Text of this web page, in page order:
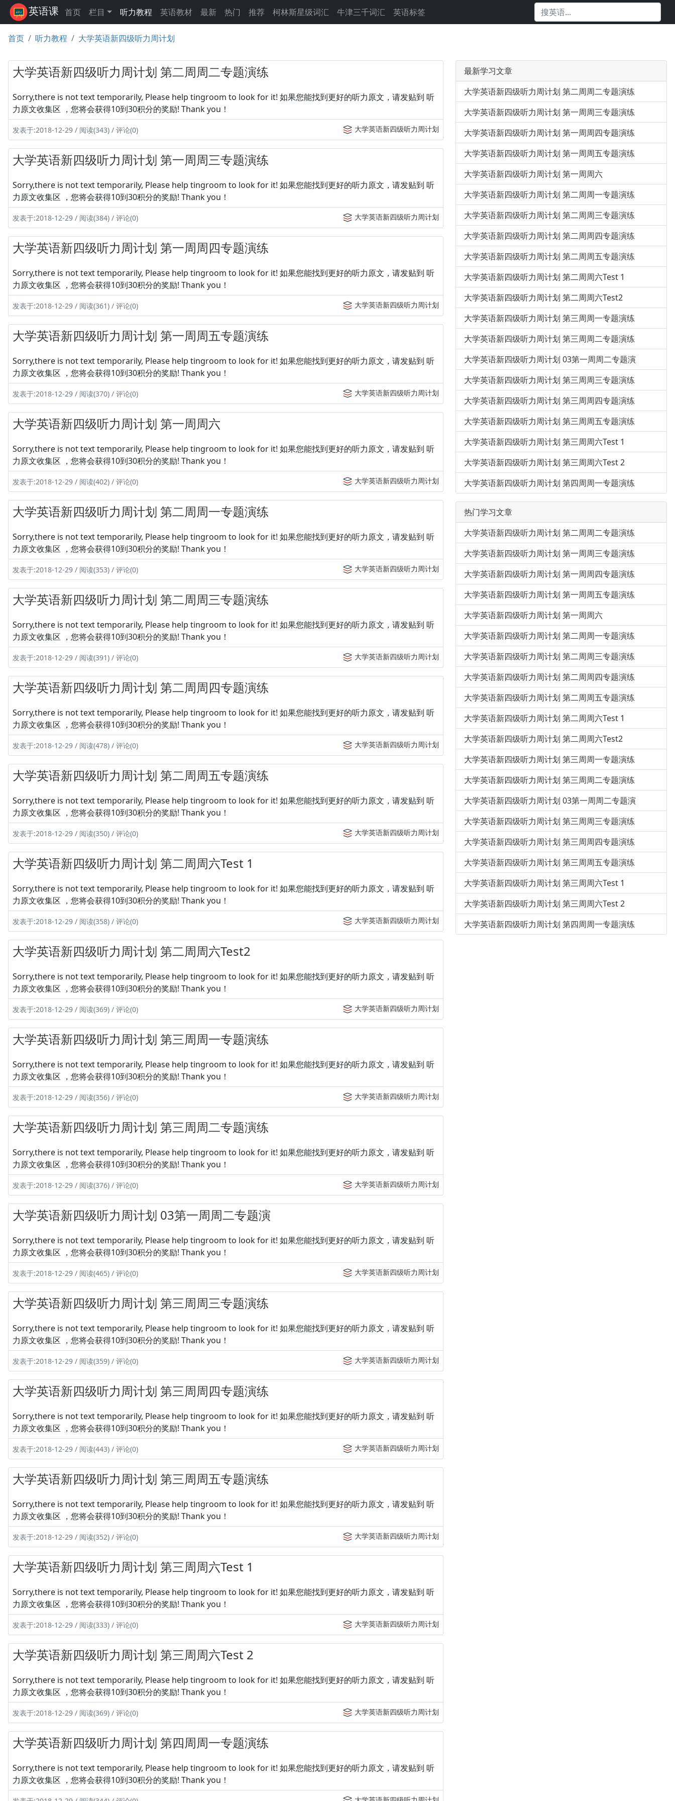
英语课 首页 栏目 听力教程 英语教材 最新 热门 推荐 柯林斯星级词汇 牛津三千词汇 英语标签
首页 听力教程 大学英语新四级听力周计划
大学英语新四级听力周计划 第二周周二专题演练
Sorry,there is not text temporarily, Please help tingroom to look for it! 如果您能找到更好的听力原文，请发贴到 听
力原文收集区 ，您将会获得10到30积分的奖励! Thank you！
发表于:2018-12-29 / 阅读(343) / 评论(0) 大学英语新四级听力周计划
大学英语新四级听力周计划 第一周周三专题演练
Sorry,there is not text temporarily, Please help tingroom to look for it! 如果您能找到更好的听力原文，请发贴到 听
力原文收集区 ，您将会获得10到30积分的奖励! Thank you！
发表于:2018-12-29 / 阅读(384) / 评论(0) 大学英语新四级听力周计划
大学英语新四级听力周计划 第一周周四专题演练
Sorry,there is not text temporarily, Please help tingroom to look for it! 如果您能找到更好的听力原文，请发贴到 听
力原文收集区 ，您将会获得10到30积分的奖励! Thank you！
发表于:2018-12-29 / 阅读(361) / 评论(0) 大学英语新四级听力周计划
大学英语新四级听力周计划 第一周周五专题演练
Sorry,there is not text temporarily, Please help tingroom to look for it! 如果您能找到更好的听力原文，请发贴到 听
力原文收集区 ，您将会获得10到30积分的奖励! Thank you！
发表于:2018-12-29 / 阅读(370) / 评论(0) 大学英语新四级听力周计划
大学英语新四级听力周计划 第一周周六
Sorry,there is not text temporarily, Please help tingroom to look for it! 如果您能找到更好的听力原文，请发贴到 听
力原文收集区 ，您将会获得10到30积分的奖励! Thank you！
发表于:2018-12-29 / 阅读(402) / 评论(0) 大学英语新四级听力周计划
大学英语新四级听力周计划 第二周周一专题演练
Sorry,there is not text temporarily, Please help tingroom to look for it! 如果您能找到更好的听力原文，请发贴到 听
力原文收集区 ，您将会获得10到30积分的奖励! Thank you！
发表于:2018-12-29 / 阅读(353) / 评论(0) 大学英语新四级听力周计划
大学英语新四级听力周计划 第二周周三专题演练
Sorry,there is not text temporarily, Please help tingroom to look for it! 如果您能找到更好的听力原文，请发贴到 听
力原文收集区 ，您将会获得10到30积分的奖励! Thank you！
发表于:2018-12-29 / 阅读(391) / 评论(0) 大学英语新四级听力周计划
大学英语新四级听力周计划 第二周周四专题演练
Sorry,there is not text temporarily, Please help tingroom to look for it! 如果您能找到更好的听力原文，请发贴到 听
力原文收集区 ，您将会获得10到30积分的奖励! Thank you！
发表于:2018-12-29 / 阅读(478) / 评论(0) 大学英语新四级听力周计划
大学英语新四级听力周计划 第二周周五专题演练
Sorry,there is not text temporarily, Please help tingroom to look for it! 如果您能找到更好的听力原文，请发贴到 听
力原文收集区 ，您将会获得10到30积分的奖励! Thank you！
发表于:2018-12-29 / 阅读(350) / 评论(0) 大学英语新四级听力周计划
大学英语新四级听力周计划 第二周周六Test 1
Sorry,there is not text temporarily, Please help tingroom to look for it! 如果您能找到更好的听力原文，请发贴到 听
力原文收集区 ，您将会获得10到30积分的奖励! Thank you！
发表于:2018-12-29 / 阅读(358) / 评论(0) 大学英语新四级听力周计划
大学英语新四级听力周计划 第二周周六Test2
Sorry,there is not text temporarily, Please help tingroom to look for it! 如果您能找到更好的听力原文，请发贴到 听
力原文收集区 ，您将会获得10到30积分的奖励! Thank you！
发表于:2018-12-29 / 阅读(369) / 评论(0) 大学英语新四级听力周计划
大学英语新四级听力周计划 第三周周一专题演练
Sorry,there is not text temporarily, Please help tingroom to look for it! 如果您能找到更好的听力原文，请发贴到 听
力原文收集区 ，您将会获得10到30积分的奖励! Thank you！
发表于:2018-12-29 / 阅读(356) / 评论(0) 大学英语新四级听力周计划
大学英语新四级听力周计划 第三周周二专题演练
Sorry,there is not text temporarily, Please help tingroom to look for it! 如果您能找到更好的听力原文，请发贴到 听
力原文收集区 ，您将会获得10到30积分的奖励! Thank you！
发表于:2018-12-29 / 阅读(376) / 评论(0) 大学英语新四级听力周计划
大学英语新四级听力周计划 03第一周周二专题演
Sorry,there is not text temporarily, Please help tingroom to look for it! 如果您能找到更好的听力原文，请发贴到 听
力原文收集区 ，您将会获得10到30积分的奖励! Thank you！
发表于:2018-12-29 / 阅读(465) / 评论(0) 大学英语新四级听力周计划
大学英语新四级听力周计划 第三周周三专题演练
Sorry,there is not text temporarily, Please help tingroom to look for it! 如果您能找到更好的听力原文，请发贴到 听
力原文收集区 ，您将会获得10到30积分的奖励! Thank you！
发表于:2018-12-29 / 阅读(359) / 评论(0) 大学英语新四级听力周计划
大学英语新四级听力周计划 第三周周四专题演练
Sorry,there is not text temporarily, Please help tingroom to look for it! 如果您能找到更好的听力原文，请发贴到 听
力原文收集区 ，您将会获得10到30积分的奖励! Thank you！
发表于:2018-12-29 / 阅读(443) / 评论(0) 大学英语新四级听力周计划
大学英语新四级听力周计划 第三周周五专题演练
Sorry,there is not text temporarily, Please help tingroom to look for it! 如果您能找到更好的听力原文，请发贴到 听
力原文收集区 ，您将会获得10到30积分的奖励! Thank you！
发表于:2018-12-29 / 阅读(352) / 评论(0) 大学英语新四级听力周计划
大学英语新四级听力周计划 第三周周六Test 1
Sorry,there is not text temporarily, Please help tingroom to look for it! 如果您能找到更好的听力原文，请发贴到 听
力原文收集区 ，您将会获得10到30积分的奖励! Thank you！
发表于:2018-12-29 / 阅读(333) / 评论(0) 大学英语新四级听力周计划
大学英语新四级听力周计划 第三周周六Test 2
Sorry,there is not text temporarily, Please help tingroom to look for it! 如果您能找到更好的听力原文，请发贴到 听
力原文收集区 ，您将会获得10到30积分的奖励! Thank you！
发表于:2018-12-29 / 阅读(369) / 评论(0) 大学英语新四级听力周计划
大学英语新四级听力周计划 第四周周一专题演练
Sorry,there is not text temporarily, Please help tingroom to look for it! 如果您能找到更好的听力原文，请发贴到 听
力原文收集区 ，您将会获得10到30积分的奖励! Thank you！
最新学习文章
大学英语新四级听力周计划 第二周周二专题演练
大学英语新四级听力周计划 第一周周三专题演练
大学英语新四级听力周计划 第一周周四专题演练
大学英语新四级听力周计划 第一周周五专题演练
大学英语新四级听力周计划 第一周周六
大学英语新四级听力周计划 第二周周一专题演练
大学英语新四级听力周计划 第二周周三专题演练
大学英语新四级听力周计划 第二周周四专题演练
大学英语新四级听力周计划 第二周周五专题演练
大学英语新四级听力周计划 第二周周六Test 1
大学英语新四级听力周计划 第二周周六Test2
大学英语新四级听力周计划 第三周周一专题演练
大学英语新四级听力周计划 第三周周二专题演练
大学英语新四级听力周计划 03第一周周二专题演
大学英语新四级听力周计划 第三周周三专题演练
大学英语新四级听力周计划 第三周周四专题演练
大学英语新四级听力周计划 第三周周五专题演练
大学英语新四级听力周计划 第三周周六Test 1
大学英语新四级听力周计划 第三周周六Test 2
大学英语新四级听力周计划 第四周周一专题演练
热门学习文章
大学英语新四级听力周计划 第二周周二专题演练
大学英语新四级听力周计划 第一周周三专题演练
大学英语新四级听力周计划 第一周周四专题演练
大学英语新四级听力周计划 第一周周五专题演练
大学英语新四级听力周计划 第一周周六
大学英语新四级听力周计划 第二周周一专题演练
大学英语新四级听力周计划 第二周周三专题演练
大学英语新四级听力周计划 第二周周四专题演练
大学英语新四级听力周计划 第二周周五专题演练
大学英语新四级听力周计划 第二周周六Test 1
大学英语新四级听力周计划 第二周周六Test2
大学英语新四级听力周计划 第三周周一专题演练
大学英语新四级听力周计划 第三周周二专题演练
大学英语新四级听力周计划 03第一周周二专题演
大学英语新四级听力周计划 第三周周三专题演练
大学英语新四级听力周计划 第三周周四专题演练
大学英语新四级听力周计划 第三周周五专题演练
大学英语新四级听力周计划 第三周周六Test 1
大学英语新四级听力周计划 第三周周六Test 2
大学英语新四级听力周计划 第四周周一专题演练